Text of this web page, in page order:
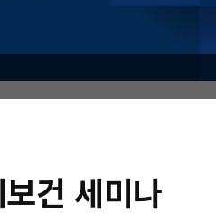
건 세미나